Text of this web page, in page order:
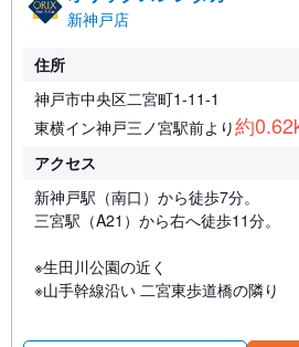
新神戸店
住所
神戸市中央区二宮町1-11-1
東横イン神戸三ノ宮駅前より約
アクセス
新神戸駅（南口）から徒歩7分。
三宮駅（A21）から右へ徒歩11分。
※生田川公園の近く
※山手幹線沿い 二宮東歩道橋の隣り